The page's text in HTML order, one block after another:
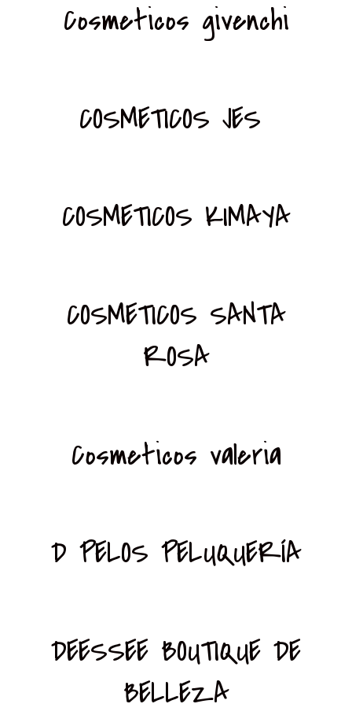
Cosmeticos givenchi
COSMETICOS JES
COSMETICOS KIMAYA
COSMETICOS SANTA
ROSA
Cosmeticos valeria
D PELOS PELUQUERÍA
DEESSEE BOUTIQUE DE
BELLEZA